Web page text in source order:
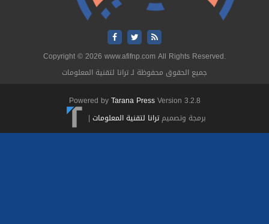
Copyright © 2026 www.afifnp.com All Rights Reserved.
جميع الحقوق محفوظة لـ ترانا لتقنية المعلومات
Powered byTarana Press Version 3.2.8
برمجة وتصميم ترانا لتقنية المعلومات|